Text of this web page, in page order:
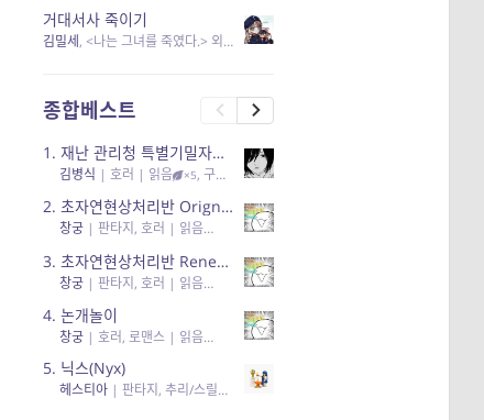
거대서사 죽이기
김밀세, <나는 그녀를 죽였다.> 외 1개 작품
종합베스트
1. 재난 관리청 특별기밀자료들
김병식 | 호러 | 읽음 ×5, 구독 , 응원95, 리뷰3
2. 초자연현상처리반 Orignal + True Ending
창궁| 판타지, 호러 | 읽음 , 구독 , 응원6
3. 초자연현상처리반 Renewal
창궁| 판타지, 호러 | 읽음 , 구독 , 응원82, 리뷰4
4. 논개놀이
창궁| 호러, 로맨스| 읽음 , 공감11, 응원25
5. 닉스(Nyx)
헤스티아| 판타지, 추리/스릴러 | 읽음